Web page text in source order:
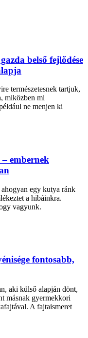
belső fejlődése
természetesnek tartjuk,
miközben mi
ne menjen ki
embernek
egy kutya ránk
a hibáinkra.
vagyunk.
fontosabb,
aki külső alapján dönt,
másnak gyermekkori
A fajtaismeret